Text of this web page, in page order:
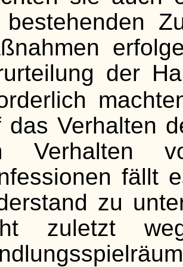
der
das Verhalten
Verhalten
fällt
zu
zuletzt